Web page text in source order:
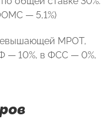
— 5,1%)
МРОТ,
— 10%, в ФСС — 0%,